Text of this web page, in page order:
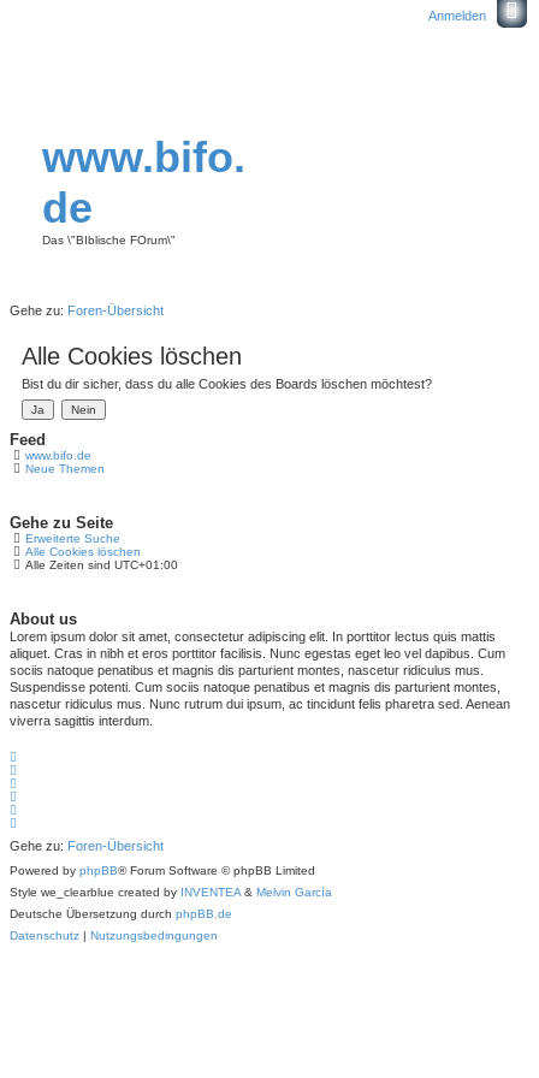
Anmelden
www.bifo.
de
Das \"BIblische FOrum\"
Gehe zu: Foren-Übersicht
Alle Cookies löschen
Bist du dir sicher, dass du alle Cookies des Boards löschen möchtest?
Feed
www.bifo.de
Neue Themen
Gehe zu Seite
Erweiterte Suche
Alle Cookies löschen
Alle Zeiten sind UTC+01:00
About us
Lorem ipsum dolor sit amet, consectetur adipiscing elit. In porttitor lectus quis mattis
aliquet. Cras in nibh et eros porttitor facilisis. Nunc egestas eget leo vel dapibus. Cum
sociis natoque penatibus et magnis dis parturient montes, nascetur ridiculus mus.
Suspendisse potenti. Cum sociis natoque penatibus et magnis dis parturient montes,
nascetur ridiculus mus. Nunc rutrum dui ipsum, ac tincidunt felis pharetra sed. Aenean
viverra sagittis interdum.
Gehe zu: Foren-Übersicht
Powered by phpBB® Forum Software © phpBB Limited
Style we_clearblue created by INVENTEA & Melvin García
Deutsche Übersetzung durch phpBB.de
Datenschutz | Nutzungsbedingungen